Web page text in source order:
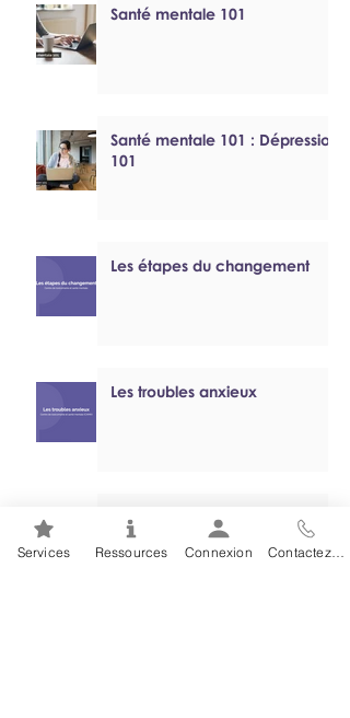
Santé mentale 101
Santé mentale 101 : Dépression
101
Les étapes du changement
Les troubles anxieux
Tutoriel sur le jeu problématique
Services Ressources Connexion Contactez-nous